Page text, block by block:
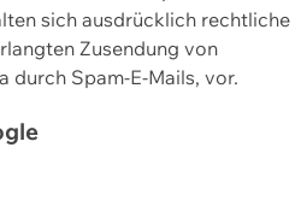
sich ausdrücklich rechtliche
Zusendung von
durch Spam-E-Mails, vor.